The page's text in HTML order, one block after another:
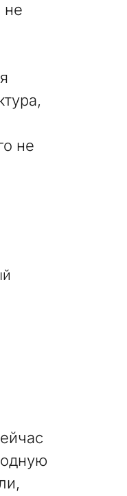
не
не